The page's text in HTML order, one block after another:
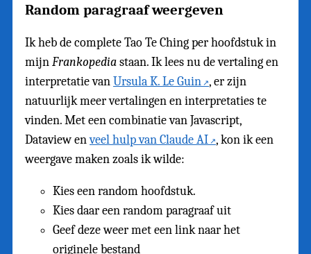
Random paragraaf weergeven
Ik heb de complete Tao Te Ching per hoofdstuk in
mijnFrankopediastaan. Ik lees nu de vertaling en
interpretatie vanUrsula K. Le Guin , er zijn
natuurlijk meer vertalingen en interpretaties te
vinden. Met een combinatie van Javascript,
Dataview enveel hulp van Claude AI , kon ik een
weergave maken zoals ik wilde:
Kies een random hoofdstuk.
Kies daar een random paragraaf uit
Geef deze weer met een link naar het
originele bestand